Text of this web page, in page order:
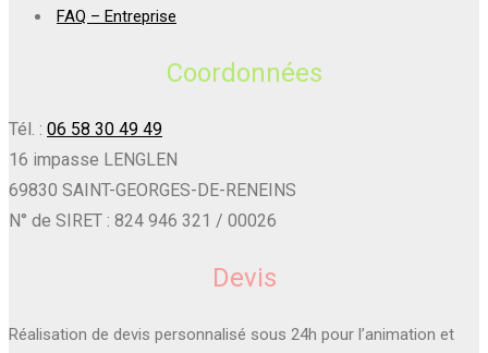
FAQ – Entreprise
Coordonnées
Tél. : 06 58 30 49 49
16 impasse LENGLEN
69830 SAINT-GEORGES-DE-RENEINS
N° de SIRET : 824 946 321 / 00026
Devis
Réalisation de devis personnalisé sous 24h pour l’animation et